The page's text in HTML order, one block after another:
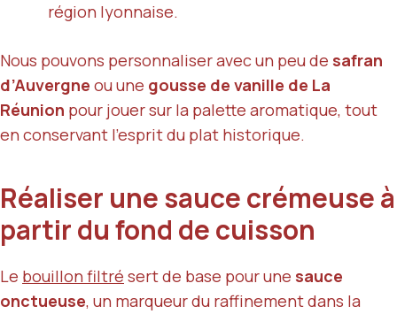
région lyonnaise.
Nous pouvons personnaliser avec un peu de safran
d’Auvergne ou une gousse de vanille de La
Réunion pour jouer sur la palette aromatique, tout
en conservant l’esprit du plat historique.
Réaliser une sauce crémeuse à
partir du fond de cuisson
Le bouillon filtré sert de base pour une sauce
onctueuse, un marqueur du raffinement dans la